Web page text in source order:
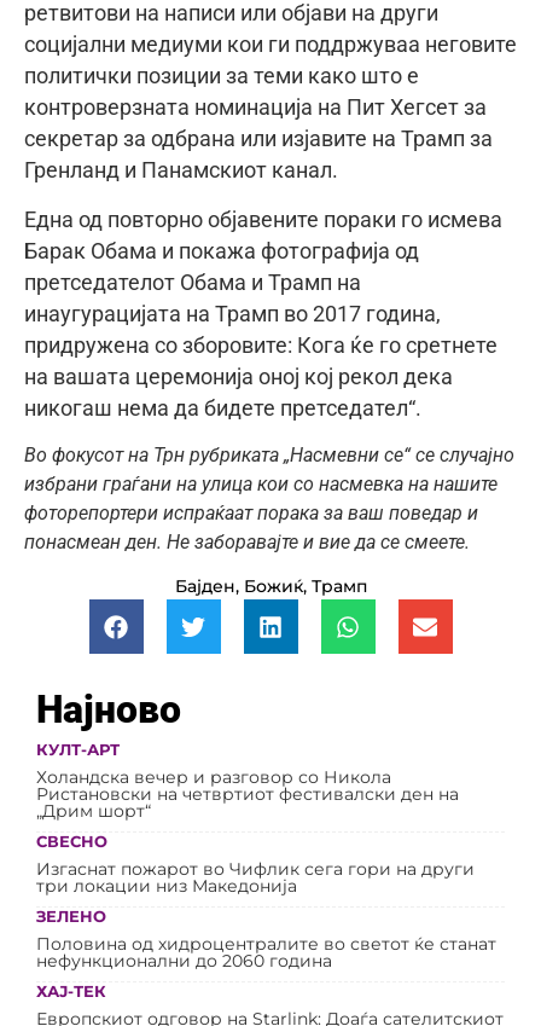
ретвитови на написи или објави на други
социјални медиуми кои ги поддржуваа неговите
политички позиции за теми како што е
контроверзната номинација на Пит Хегсет за
секретар за одбрана или изјавите на Трамп за
Гренланд и Панамскиот канал.
Една од повторно објавените пораки го исмева
Барак Обама и покажа фотографија од
претседателот Обама и Трамп на
инаугурацијата на Трамп во 2017 година,
придружена со зборовите: Кога ќе го сретнете
на вашата церемонија оној кој рекол дека
никогаш нема да бидете претседател“.
Во фокусот на Трн рубриката „Насмевни се“ се случајно
избрани граѓани на улица кои со насмевка на нашите
фоторепортери испраќаат порака за ваш поведар и
понасмеан ден. Не заборавајте и вие да се смеете.
Бајден, Божиќ, Трамп
Најново
КУЛТ-АРТ
Холандска вечер и разговор со Никола
Ристановски на четвртиот фестивалски ден на
„Дрим шорт“
СВЕСНО
Изгаснат пожарот во Чифлик сега гори на други
три локации низ Македонија
ЗЕЛЕНО
Половина од хидроцентралите во светот ќе станат
нефункционални до 2060 година
ХАЈ-ТЕК
Европскиот одговор на Starlink: Доаѓа сателитскиот